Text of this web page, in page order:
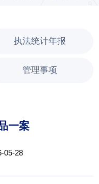
执法统计年报
管理事项
一案
05-28